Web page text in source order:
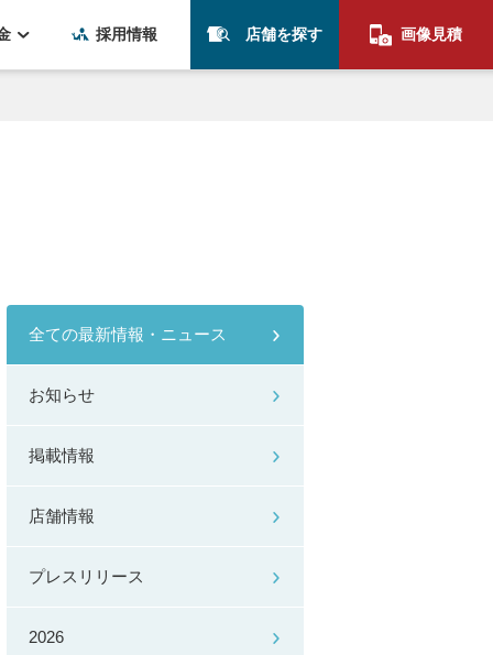
採用情報 店舗を探す 画像見積
全ての最新情報・ニュース
お知らせ
掲載情報
店舗情報
プレスリリース
2026